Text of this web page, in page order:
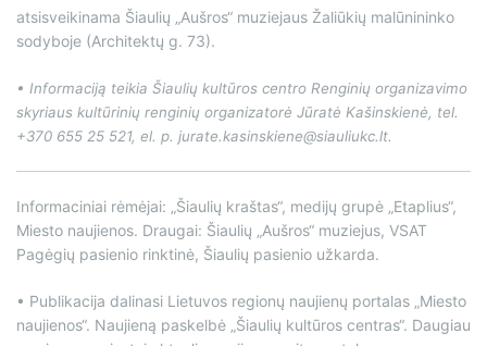
atsisveikinama Šiaulių „Aušros“ muziejaus Žaliūkių malūnininko
sodyboje (Architektų g. 73).
• Informaciją teikia Šiaulių kultūros centro Renginių organizavimo
skyriaus kultūrinių renginių organizatorė Jūratė Kašinskienė, tel.
+370 655 25 521, el. p. jurate.kasinskiene@siauliukc.lt.
Informaciniai rėmėjai: „Šiaulių kraštas“, medijų grupė „Etaplius“,
Miesto naujienos. Draugai: Šiaulių „Aušros“ muziejus, VSAT
Pagėgių pasienio rinktinė, Šiaulių pasienio užkarda.
• Publikacija dalinasi Lietuvos regionų naujienų portalas „Miesto
naujienos“. Naujieną paskelbė „Šiaulių kultūros centras“. Daugiau